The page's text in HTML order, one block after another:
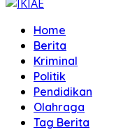
Home
Berita
Kriminal
Politik
Pendidikan
Olahraga
Tag Berita